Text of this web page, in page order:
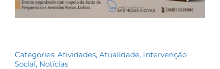
Categories: Atividades, Atualidade, Intervenção
Social, Notícias